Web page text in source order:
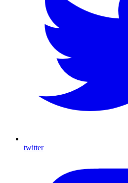
twitter